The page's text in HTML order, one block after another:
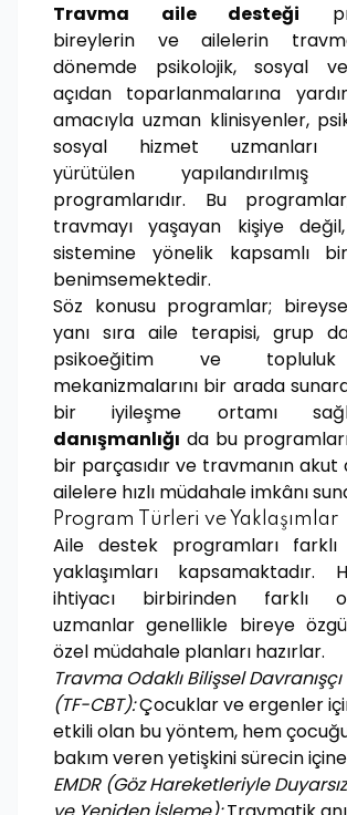
Travma aile desteği
bireylerin ve ailelerin
dönemde psikolojik, sosyal
açıdan toparlanmalarına
amacıyla uzman klinisyenler,
sosyal hizmet uzmanları
yürütülen yapılandırılmış
programlarıdır. Bu
travmayı yaşayan kişiye
sistemine yönelik kapsamlı
benimsemektedir.
Söz konusu programlar;
yanı sıra aile terapisi, grup
psikoeğitim ve
mekanizmalarını bir arada
bir iyileşme ortamı
danışmanlığı da bu
bir parçasıdır ve travmanın
ailelere hızlı müdahale imkânı
Program Türleri ve Yaklaşımlar
Aile destek programları
yaklaşımları kapsamaktadır.
ihtiyacı birbirinden farklı
uzmanlar genellikle bireye
özel müdahale planları hazırlar.
Travma Odaklı Bilişsel
(TF-CBT):Çocuklar ve ergenler
etkili olan bu yöntem, hem
bakım veren yetişkini sürecin
EMDR (Göz Hareketleriyle